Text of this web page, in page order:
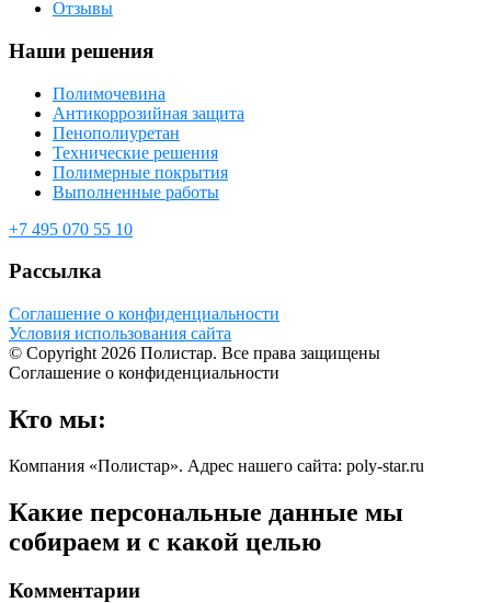
Отзывы
Наши решения
Полимочевина
Антикоррозийная защита
Пенополиуретан
Технические решения
Полимерные покрытия
Выполненные работы
+7 495 070 55 10
Рассылка
Соглашение о конфиденциальности
Условия использования сайта
© Copyright 2026 Полистар. Все права защищены
Соглашение о конфиденциальности
Кто мы:
Компания «Полистар». Адрес нашего сайта: poly-star.ru
Какие персональные данные мы
собираем и с какой целью
Комментарии